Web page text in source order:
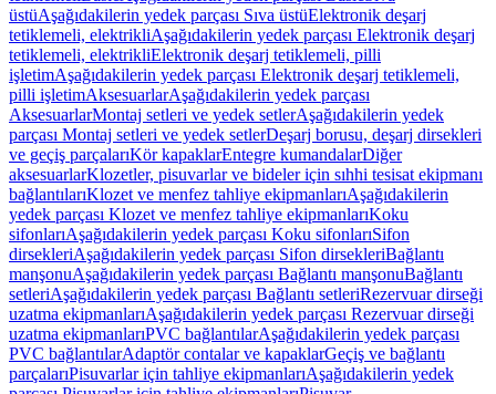
üstüAşağıdakilerin yedek parçası Sıva üstüElektronik deşarj
tetiklemeli, elektrikliAşağıdakilerin yedek parçası Elektronik deşarj
tetiklemeli, elektrikliElektronik deşarj tetiklemeli, pilli
işletimAşağıdakilerin yedek parçası Elektronik deşarj tetiklemeli,
pilli işletimAksesuarlarAşağıdakilerin yedek parçası
AksesuarlarMontaj setleri ve yedek setlerAşağıdakilerin yedek
parçası Montaj setleri ve yedek setlerDeşarj borusu, deşarj dirsekleri
ve geçiş parçalarıKör kapaklarEntegre kumandalarDiğer
aksesuarlarKlozetler, pisuvarlar ve bideler için sıhhi tesisat ekipmanı
bağlantılarıKlozet ve menfez tahliye ekipmanlarıAşağıdakilerin
yedek parçası Klozet ve menfez tahliye ekipmanlarıKoku
sifonlarıAşağıdakilerin yedek parçası Koku sifonlarıSifon
dirsekleriAşağıdakilerin yedek parçası Sifon dirsekleriBağlantı
manşonuAşağıdakilerin yedek parçası Bağlantı manşonuBağlantı
setleriAşağıdakilerin yedek parçası Bağlantı setleriRezervuar dirseği
uzatma ekipmanlarıAşağıdakilerin yedek parçası Rezervuar dirseği
uzatma ekipmanlarıPVC bağlantılarAşağıdakilerin yedek parçası
PVC bağlantılarAdaptör contalar ve kapaklarGeçiş ve bağlantı
parçalarıPisuvarlar için tahliye ekipmanlarıAşağıdakilerin yedek